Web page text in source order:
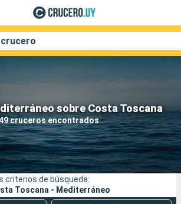
sobre Costa Toscana
cruceros encontrados
Compañías
Buscar
criterios de búsqueda:
Toscana - Mediterráneo